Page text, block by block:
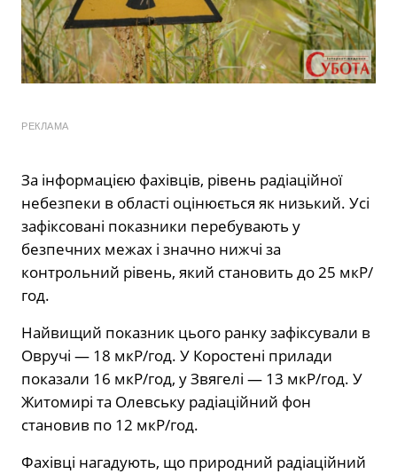
РЕКЛАМА
За інформацією фахівців, рівень радіаційної
небезпеки в області оцінюється як низький. Усі
зафіксовані показники перебувають у
безпечних межах і значно нижчі за
контрольний рівень, який становить до 25 мкР/
год.
Найвищий показник цього ранку зафіксували в
Овручі — 18 мкР/год. У Коростені прилади
показали 16 мкР/год, у Звягелі — 13 мкР/год. У
Житомирі та Олевську радіаційний фон
становив по 12 мкР/год.
Фахівці нагадують, що природний радіаційний